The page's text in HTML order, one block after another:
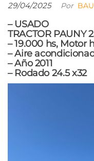
29/04/2025 Por
– USADO
TRACTOR PAUNY
– 19.000 hs, Motor
– Aire
– Año 2011
– Rodado 24.5 x32